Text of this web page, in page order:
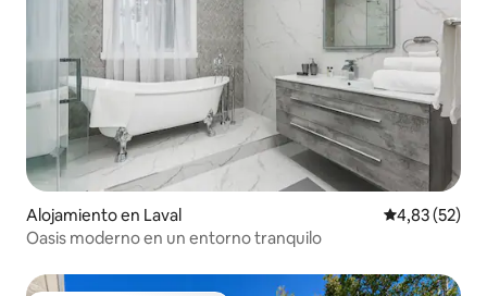
Alojamiento en Laval Calificación
4,83 (52)
Oasis moderno en un entorno tranquilo